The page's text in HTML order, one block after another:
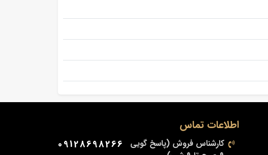
اطلاعات تماس
کارشناس فروش (پاسخ گویی
09128698266